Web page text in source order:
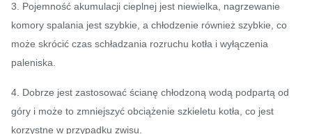
3. Pojemność akumulacji cieplnej jest niewielka, nagrzewanie
komory spalania jest szybkie, a chłodzenie również szybkie, co
może skrócić czas schładzania rozruchu kotła i wyłączenia
paleniska.
4. Dobrze jest zastosować ścianę chłodzoną wodą podpartą od
góry i może to zmniejszyć obciążenie szkieletu kotła, co jest
korzystne w przypadku zwisu.